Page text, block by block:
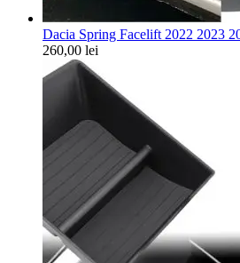
Dacia Spring Facelift 2022 2023
260,00 lei